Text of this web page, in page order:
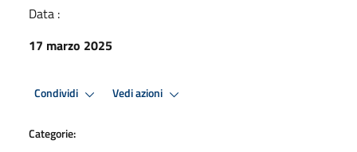
Data :
17 marzo 2025
Condividi Vedi azioni
Categorie: